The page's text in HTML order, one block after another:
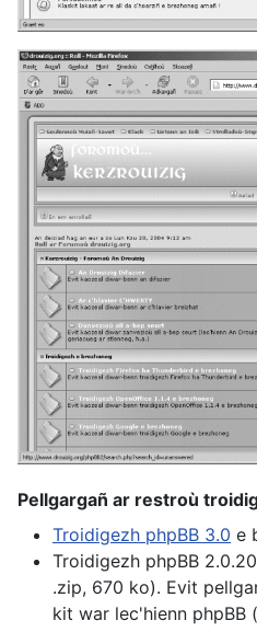
Pellgargañ ar restroù
Troidigezh phpBB 3.0 e
Troidigezh phpBB
.zip, 670 ko). Evit
kit war lec'hienn phpBB (